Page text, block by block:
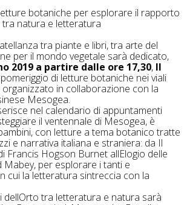
botaniche per esplorare il rapporto
tra natura e letteratura
tra piante e libri, tra arte del
per il mondo vegetale sarà dedicato,
2019 a partire dalle ore 17,30, Il
di letture botaniche nei viali
organizzato in collaborazione con la
Mesogea.
nel calendario di appuntamenti
il ventennale di Mesogea, è
con letture a tema botanico tratte
e narrativa italiana e straniera: da Il
Francis Hogson Burnet allElogio delle
Mabey, per esplorare i tanti e
cui la letteratura sintreccia con la
dellOrto tra letteratura e natura sarà